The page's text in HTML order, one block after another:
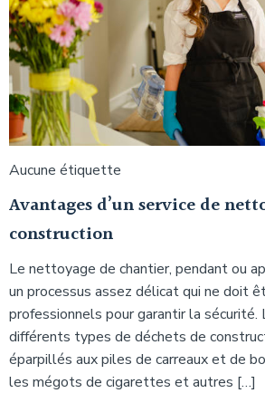
Aucune étiquette
Avantages d’un service de
construction
Le nettoyage de chantier, pendant ou
un processus assez délicat qui ne doit
professionnels pour garantir la sécurité.
différents types de déchets de
éparpillés aux piles de carreaux et de
les mégots de cigarettes et autres […]